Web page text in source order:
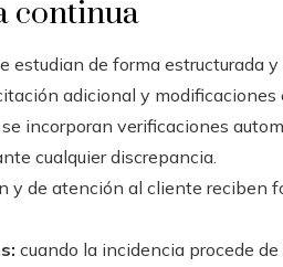
continua
estudian de forma estructurada
adicional y modificaciones
se incorporan verificaciones
cualquier discrepancia.
y de atención al cliente reciben
cuando la incidencia procede de